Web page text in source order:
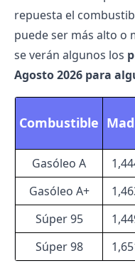
repuesta el
puede ser más alto o
se verán algunos los
Agosto 2026 para
Combustible
Gasóleo A
Gasóleo A+
Súper 95
Súper 98